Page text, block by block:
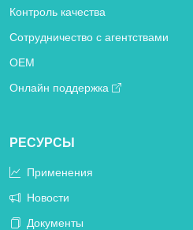
Контроль качества
Сотрудничество с агентствами
OEM
Онлайн поддержка
РЕСУРСЫ
Применения
Новости
Документы